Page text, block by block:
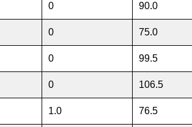
0 90.0
0 75.0
0 99.5
0 106.5
1.0 76.5